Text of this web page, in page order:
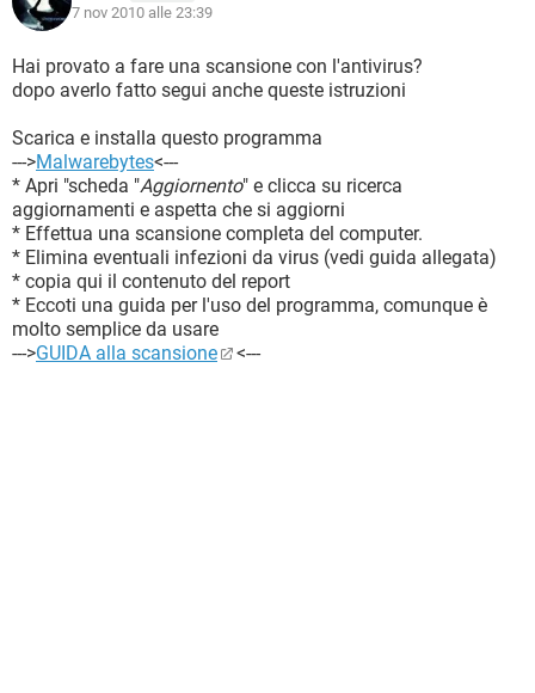
7 nov 2010 alle 23:39
Hai provato a fare una scansione con l'antivirus?
dopo averlo fatto segui anche queste istruzioni
Scarica e installa questo programma
--->Malwarebytes<---
* Apri "scheda "Aggiornento" e clicca su ricerca
aggiornamenti e aspetta che si aggiorni
* Effettua una scansione completa del computer.
* Elimina eventuali infezioni da virus (vedi guida allegata)
* copia qui il contenuto del report
* Eccoti una guida per l'uso del programma, comunque è
molto semplice da usare
--->GUIDA alla scansione <---